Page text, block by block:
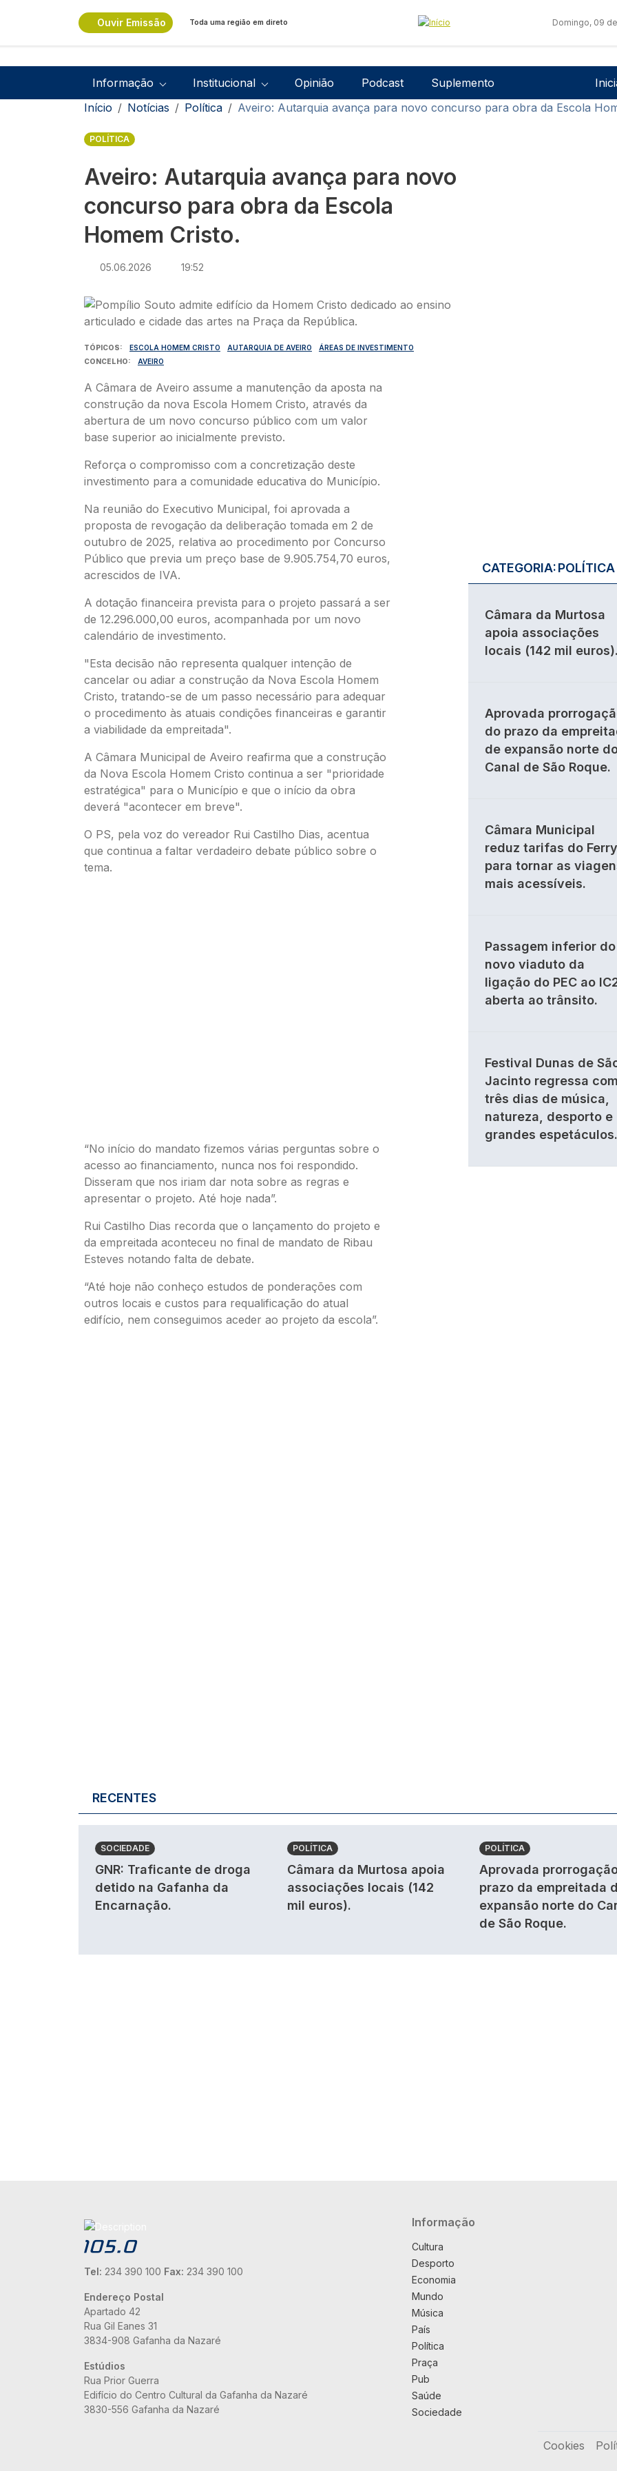
Ouvir Emissão Toda uma região em direto Domingo, 09
Navegação principal
Informação Institucional Opinião Podcast Suplemento
Navegação estrutural
Início Notícias Política Aveiro: Autarquia avança para novo concurso para obra da Escola
POLÍTICA
Aveiro: Autarquia avança para novo
concurso para obra da Escola
Homem Cristo.
05.06.2026 19:52
Imagem
TÓPICOS ESCOLA HOMEM CRISTO AUTARQUIA DE AVEIRO
ÁREAS DE INVESTIMENTO
CONCELHO
AVEIRO
A Câmara de Aveiro assume a manutenção da aposta na
construção da nova Escola Homem Cristo, através da
abertura de um novo concurso público com um valor
base superior ao inicialmente previsto.
Reforça o compromisso com a concretização deste
investimento para a comunidade educativa do Município.
Na reunião do Executivo Municipal, foi aprovada a
proposta de revogação da deliberação tomada em 2 de
outubro de 2025, relativa ao procedimento por Concurso
Público que previa um preço base de 9.905.754,70 euros,
acrescidos de IVA.
A dotação financeira prevista para o projeto passará a ser
de 12.296.000,00 euros, acompanhada por um novo
calendário de investimento.
"Esta decisão não representa qualquer intenção de
cancelar ou adiar a construção da Nova Escola Homem
Cristo, tratando-se de um passo necessário para adequar
o procedimento às atuais condições financeiras e garantir
a viabilidade da empreitada".
A Câmara Municipal de Aveiro reafirma que a construção
da Nova Escola Homem Cristo continua a ser "prioridade
estratégica" para o Município e que o início da obra
deverá "acontecer em breve".
O PS, pela voz do vereador Rui Castilho Dias, acentua
que continua a faltar verdadeiro debate público sobre o
tema.
“No início do mandato fizemos várias perguntas sobre o
acesso ao financiamento, nunca nos foi respondido.
Disseram que nos iriam dar nota sobre as regras e
apresentar o projeto. Até hoje nada”.
Rui Castilho Dias recorda que o lançamento do projeto e
da empreitada aconteceu no final de mandato de Ribau
Esteves notando falta de debate.
“Até hoje não conheço estudos de ponderações com
outros locais e custos para requalificação do atual
edifício, nem conseguimos aceder ao projeto da escola”.
CATEGORIA:POLÍTICA
Câmara da Murtosa
apoia associações
locais (142 mil euros).
Aprovada
do prazo da
de expansão norte
Canal de São Roque.
Câmara Municipal
reduz tarifas do Ferry
para tornar as
mais acessíveis.
Passagem inferior do
novo viaduto da
ligação do PEC ao
aberta ao trânsito.
Festival Dunas de
Jacinto regressa com
três dias de música,
natureza, desporto e
grandes espetáculos.
RECENTES
SOCIEDADE
GNR: Traficante de droga
detido na Gafanha da
Encarnação.
POLÍTICA
Câmara da Murtosa apoia
associações locais (142
mil euros).
POLÍTICA
Aprovada
prazo da empreitada
expansão norte do
de São Roque.
Tel: 234 390 100 Fax: 234 390 100
Endereço Postal
Apartado 42
Rua Gil Eanes 31
3834-908 Gafanha da Nazaré
Estúdios
Rua Prior Guerra
Edifício do Centro Cultural da Gafanha da Nazaré
3830-556 Gafanha da Nazaré
Navegação principal
Informação
Cultura
Desporto
Economia
Mundo
Música
País
Política
Praça
Pub
Saúde
Sociedade
Cookies